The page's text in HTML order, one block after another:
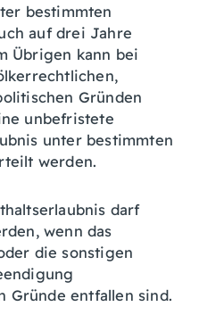
bestimmten
auf drei Jahre
Übrigen kann bei
Gründen
unbefristete
unter bestimmten
werden.
darf
wenn das
die sonstigen
Gründe entfallen sind.